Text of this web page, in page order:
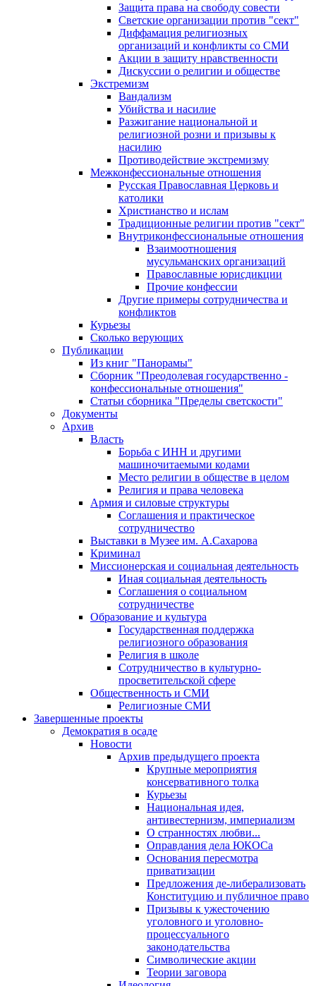
Защита права на свободу совести
Светские организации против "сект"
Диффамация религиозных
организаций и конфликты со СМИ
Акции в защиту нравственности
Дискуссии о религии и обществе
Экстремизм
Вандализм
Убийства и насилие
Разжигание национальной и
религиозной розни и призывы к
насилию
Противодействие экстремизму
Межконфессиональные отношения
Русская Православная Церковь и
католики
Христианство и ислам
Традиционные религии против "сект"
Внутриконфессиональные отношения
Взаимоотношения
мусульманских организаций
Православные юрисдикции
Прочие конфессии
Другие примеры сотрудничества и
конфликтов
Курьезы
Сколько верующих
Публикации
Из книг "Панорамы"
Сборник "Преодолевая государственно -
конфессиональные отношения"
Статьи сборника "Пределы светскости"
Документы
Архив
Власть
Борьба с ИНН и другими
машиночитаемыми кодами
Место религии в обществе в целом
Религия и права человека
Армия и силовые структуры
Соглашения и практическое
сотрудничество
Выставки в Музее им. А.Сахарова
Криминал
Миссионерская и социальная деятельность
Иная социальная деятельность
Соглашения о социальном
сотрудничестве
Образование и культура
Государственная поддержка
религиозного образования
Религия в школе
Сотрудничество в культурно-
просветительской сфере
Общественность и СМИ
Религиозные СМИ
Завершенные проекты
Демократия в осаде
Новости
Архив предыдущего проекта
Крупные мероприятия
консервативного толка
Курьезы
Национальная идея,
антивестернизм, империализм
О странностях любви...
Оправдания дела ЮКОСа
Основания пересмотра
приватизации
Предложения де-либерализовать
Конституцию и публичное право
Призывы к ужесточению
уголовного и уголовно-
процессуального
законодательства
Символические акции
Теории заговора